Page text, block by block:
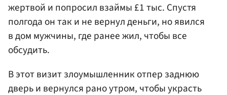
жертвой и попросил взаймы £1 тыс. Спустя
полгода он так и не вернул деньги, но явился
в дом мужчины, где ранее жил, чтобы все
обсудить.
В этот визит злоумышленник отпер заднюю
дверь и вернулся рано утром, чтобы украсть